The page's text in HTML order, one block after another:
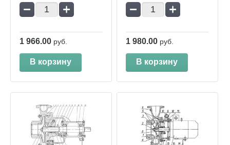
− +
1 966.00 руб.
В корзину
− +
1 980.00 руб.
В корзину